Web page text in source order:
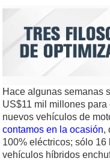
Hace algunas semanas
US$11 mil millones
nuevos vehículos de
contamos en la ocasión,
100% eléctricos; sólo 16
vehículos híbridos